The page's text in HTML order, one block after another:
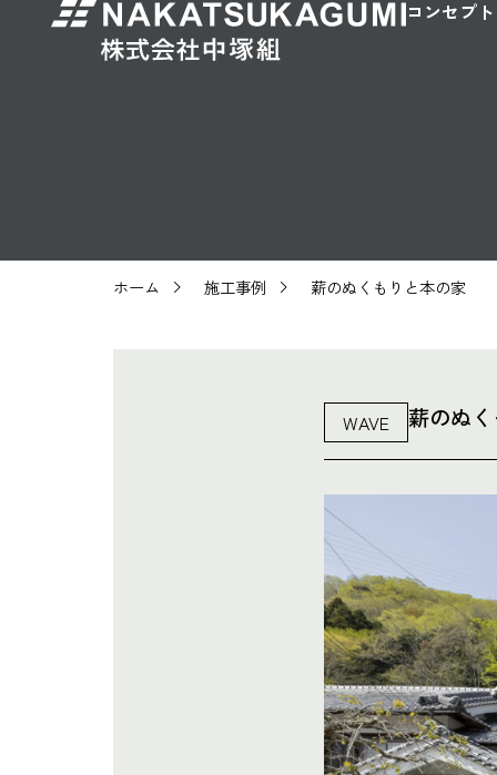
コンセプト
ホーム 施工事例 薪のぬくもりと本の家
WAVE 薪のぬ